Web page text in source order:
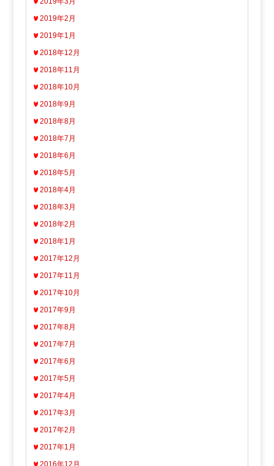
2019年2月
2019年1月
2018年12月
2018年11月
2018年10月
2018年9月
2018年8月
2018年7月
2018年6月
2018年5月
2018年4月
2018年3月
2018年2月
2018年1月
2017年12月
2017年11月
2017年10月
2017年9月
2017年8月
2017年7月
2017年6月
2017年5月
2017年4月
2017年3月
2017年2月
2017年1月